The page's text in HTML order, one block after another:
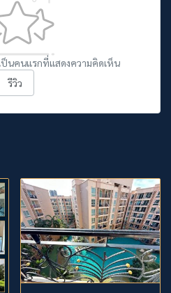
ป็นคนแรกที่แสดงความคิดเห็น
รีวิว